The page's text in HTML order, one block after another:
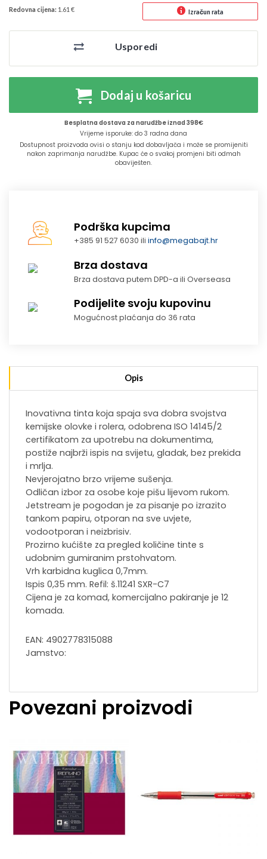
Redovna cijena: 1.61 € Izračun rata
Usporedi
Dodaj u košaricu
Besplatna dostava za narudžbe iznad 398€
Vrijeme isporuke: do 3 radna dana
Dostupnost proizvoda ovisi o stanju kod dobavljača i može se promijeniti
nakon zaprimanja narudžbe. Kupac će o svakoj promjeni biti odmah
obaviješten.
Podrška kupcima
+385 91 527 6030 iliinfo@megabajt.hr
Brza dostava
Brza dostava putem DPD-a ili Overseasa
Podijelite svoju kupovinu
Mogućnost plaćanja do 36 rata
Opis
Inovativna tinta koja spaja sva dobra svojstva
kemijske olovke i rolera, odobrena ISO 14145/2
certifikatom za upotrebu na dokumentima,
postiže najbrži ispis na svijetu, gladak, bez prekida
i mrlja.
Nevjerojatno brzo vrijeme sušenja.
Odličan izbor za osobe koje pišu lijevom rukom.
Jetstream je pogodan je za pisanje po izrazito
tankom papiru, otporan na sve uvjete,
vodootporan i neizbrisiv.
Prozirno kućište za pregled količine tinte s
udobnim gumiranim prstohvatom.
Vrh karbidna kuglica 0,7mm.
Ispis 0,35 mm. Refil: š.11241 SXR-C7
Cijena je za komad, komercijalno pakiranje je 12
komada.
EAN: 4902778315088
Jamstvo:
Povezani proizvodi